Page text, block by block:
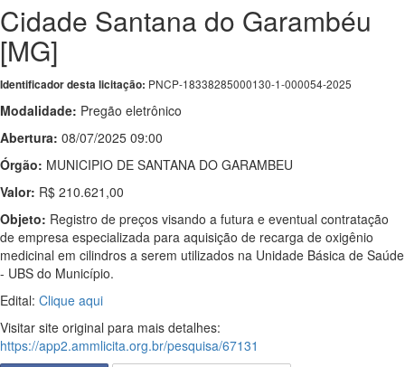
Cidade Santana do Garambéu
[MG]
Identificador desta licitação: PNCP-18338285000130-1-000054-2025
Modalidade: Pregão eletrônico
Abertura: 08/07/2025 09:00
Órgão: MUNICIPIO DE SANTANA DO GARAMBEU
Valor: R$ 210.621,00
Objeto: Registro de preços visando a futura e eventual contratação
de empresa especializada para aquisição de recarga de oxigênio
medicinal em cilindros a serem utilizados na Unidade Básica de Saúde
- UBS do Município.
Edital: Clique aqui
Visitar site original para mais detalhes:
https://app2.ammlicita.org.br/pesquisa/67131